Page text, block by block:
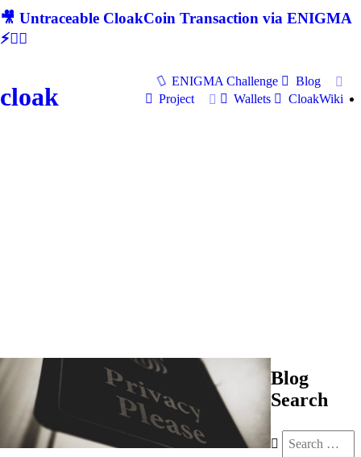
🎥 Untraceable CloakCoin Transaction via ENIGMA
⚡🕵‍♂
cloak
ENIGMA Challenge
Blog
Project
Wallets CloakWiki
Blog
Search